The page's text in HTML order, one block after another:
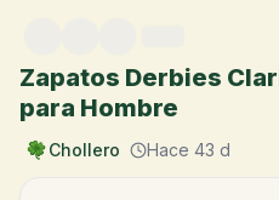
Zapatos Derbies
para Hombre
Chollero Hace 43 d